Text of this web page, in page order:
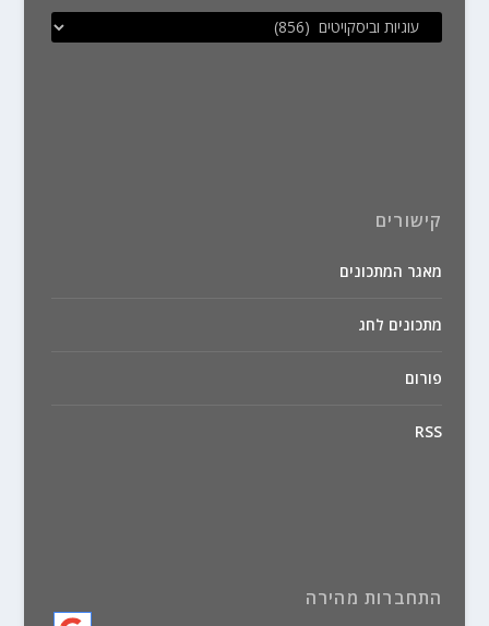
קישורים
מאגר המתכונים
מתכונים לחג
פורום
RSS
התחברות מהירה